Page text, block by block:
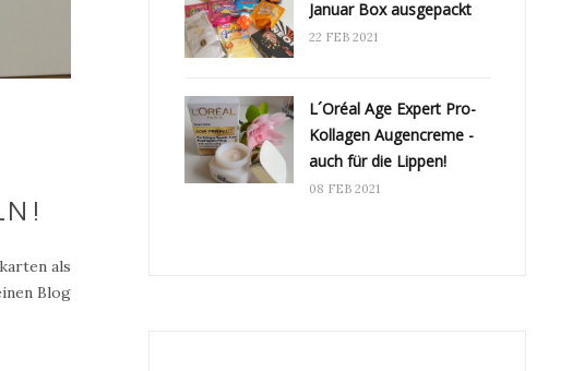
als
Blog
Januar Box ausgepackt
22 FEB 2021
L´Oréal Age Expert Pro-
Kollagen Augencreme -
auch für die Lippen!
08 FEB 2021